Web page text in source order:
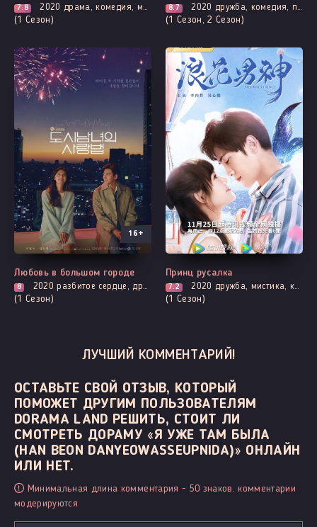
7.8 2020 драма, комедия, мелодрама, про молодость и любовь, романтика
(1 Сезон)
8.7 2020 дружба, комедия, про молодость и любовь, приключения, повседневность, шоу
(1 Сезон, 2 Сезон)
Все серии
16+
Любовь в большом городе
8 2020 разбитое сердце, драма, комедия, мелодрама, про молодость и любовь, повседневность, романтика
(1 Сезон)
Выходит - 3 Серия
Принц русалка
7.2 2020 дружба, мистика, комедия, расследование, романтика, фэнтези
(1 Сезон)
ЛУЧШИЙ КОММЕНТАРИЙ!
ОСТАВЬТЕ СВОЙ ОТЗЫВ, КОТОРЫЙ
ПОМОЖЕТ ДРУГИМ ПОЛЬЗОВАТЕЛЯМ
DORAMA LAND РЕШИТЬ, СТОИТ ЛИ
СМОТРЕТЬ ДОРАМУ «Я УЖЕ ТАМ БЫЛА
(HAN BEON DANYEOWASSEUPNIDA)» ОНЛАЙН
ИЛИ НЕТ.
Минимальная длина комментария - 50 знаков. комментарии
модерируются